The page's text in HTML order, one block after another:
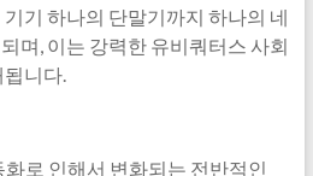
기 하나의 단말기까지 하나의 네
며, 이는 강력한 유비쿼터스 사회
됩니다.
로 인해서 변화되는 전반적인